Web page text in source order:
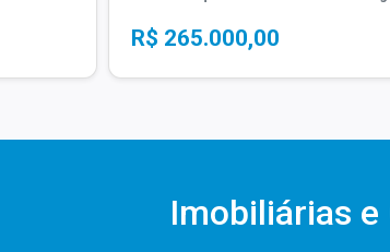
R$ 265.000,00
Imobiliárias